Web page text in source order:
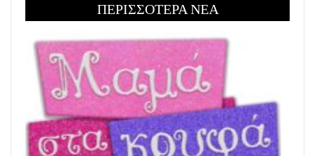
ΠΕΡΙΣΣΟΤΕΡΑ ΝΕΑ